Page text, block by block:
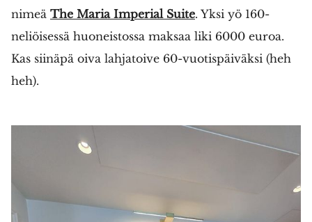
nimeä The Maria Imperial Suite. Yksi yö 160-
neliöisessä huoneistossa maksaa liki 6000 euroa.
Kas siinäpä oiva lahjatoive 60-vuotispäiväksi (heh
heh).